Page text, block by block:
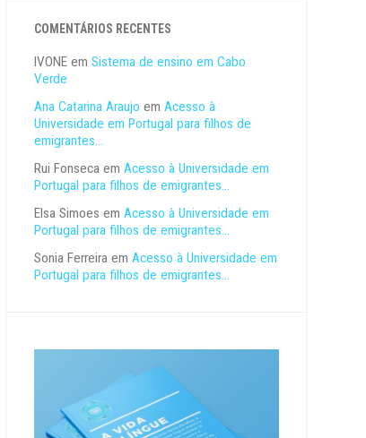
COMENTÁRIOS RECENTES
IVONE emSistema de ensino em Cabo
Verde
Ana Catarina Araujo emAcesso à
Universidade em Portugal para filhos de
emigrantes…
Rui Fonseca emAcesso à Universidade em
Portugal para filhos de emigrantes…
Elsa Simoes emAcesso à Universidade em
Portugal para filhos de emigrantes…
Sonia Ferreira emAcesso à Universidade em
Portugal para filhos de emigrantes…